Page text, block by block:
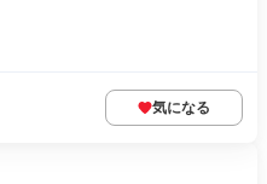
気になる